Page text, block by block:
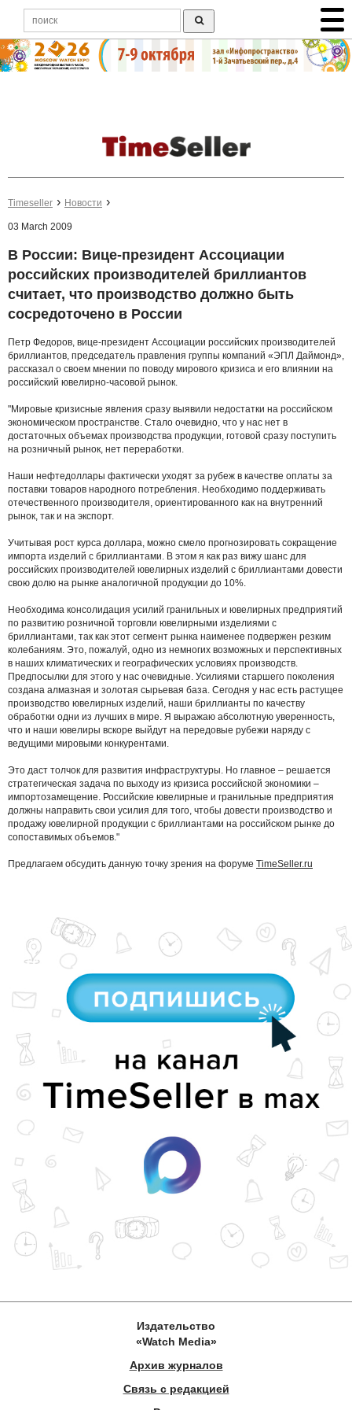
Timeseller Новости
03 March 2009
В России: Вице-президент Ассоциации
российских производителей бриллиантов
считает, что производство должно быть
сосредоточено в России
Петр Федоров, вице-президент Ассоциации российских производителей
бриллиантов, председатель правления группы компаний «ЭПЛ Даймонд»,
рассказал о своем мнении по поводу мирового кризиса и его влиянии на
российский ювелирно-часовой рынок.
"Мировые кризисные явления сразу выявили недостатки на российском
экономическом пространстве. Стало очевидно, что у нас нет в
достаточных объемах производства продукции, готовой сразу поступить
на розничный рынок, нет переработки.
Наши нефтедоллары фактически уходят за рубеж в качестве оплаты за
поставки товаров народного потребления. Необходимо поддерживать
отечественного производителя, ориентированного как на внутренний
рынок, так и на экспорт.
Учитывая рост курса доллара, можно смело прогнозировать сокращение
импорта изделий с бриллиантами. В этом я как раз вижу шанс для
российских производителей ювелирных изделий с бриллиантами довести
свою долю на рынке аналогичной продукции до 10%.
Необходима консолидация усилий гранильных и ювелирных предприятий
по развитию розничной торговли ювелирными изделиями с
бриллиантами, так как этот сегмент рынка наименее подвержен резким
колебаниям. Это, пожалуй, одно из немногих возможных и перспективных
в наших климатических и географических условиях производств.
Предпосылки для этого у нас очевидные. Усилиями старшего поколения
создана алмазная и золотая сырьевая база. Сегодня у нас есть растущее
производство ювелирных изделий, наши бриллианты по качеству
обработки одни из лучших в мире. Я выражаю абсолютную уверенность,
что и наши ювелиры вскоре выйдут на передовые рубежи наряду с
ведущими мировыми конкурентами.
Это даст толчок для развития инфраструктуры. Но главное – решается
стратегическая задача по выходу из кризиса российской экономики –
импортозамещение. Российские ювелирные и гранильные предприятия
должны направить свои усилия для того, чтобы довести производство и
продажу ювелирной продукции с бриллиантами на российском рынке до
сопоставимых объемов."
Предлагаем обсудить данную точку зрения на форуме TimeSeller.ru
Издательство
«Watch Media»
Архив журналов
Связь с редакцией